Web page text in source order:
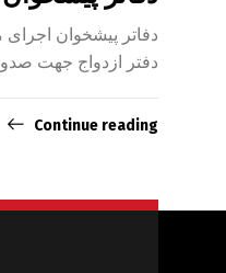
دفتر ازدواج جهت
Continue reading